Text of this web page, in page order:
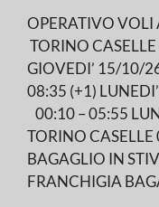
OPERATIVO VOLI
TORINO
GIOVEDI’ 15/10/
08:35 (+1)
00:10 – 05:55
TORINO
BAGAGLIO IN
FRANCHIGIA